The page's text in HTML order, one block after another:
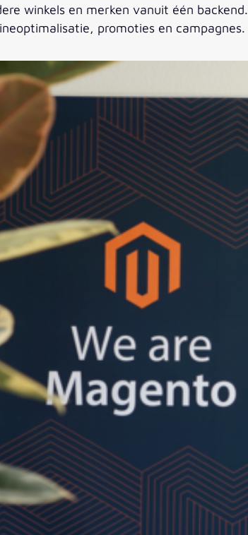
winkels en merken vanuit één backend.
promoties en campagnes.